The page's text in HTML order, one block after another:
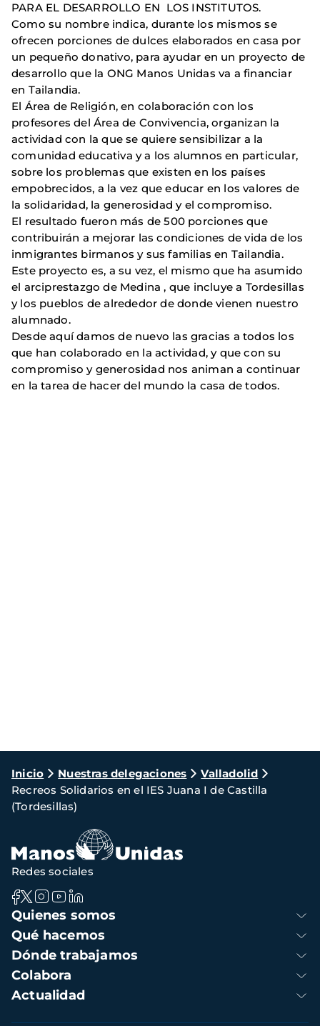
PARA EL DESARROLLO EN LOS INSTITUTOS.
Como su nombre indica, durante los mismos se
ofrecen porciones de dulces elaborados en casa por
un pequeño donativo, para ayudar en un proyecto de
desarrollo que la ONG Manos Unidas va a financiar
en Tailandia.
El Área de Religión, en colaboración con los
profesores del Área de Convivencia, organizan la
actividad con la que se quiere sensibilizar a la
comunidad educativa y a los alumnos en particular,
sobre los problemas que existen en los países
empobrecidos, a la vez que educar en los valores de
la solidaridad, la generosidad y el compromiso.
El resultado fueron más de 500 porciones que
contribuirán a mejorar las condiciones de vida de los
inmigrantes birmanos y sus familias en Tailandia.
Este proyecto es, a su vez, el mismo que ha asumido
el arciprestazgo de Medina , que incluye a Tordesillas
y los pueblos de alrededor de donde vienen nuestro
alumnado.
Desde aquí damos de nuevo las gracias a todos los
que han colaborado en la actividad, y que con su
compromiso y generosidad nos animan a continuar
en la tarea de hacer del mundo la casa de todos.
Ruta
de
navegación
Inicio Nuestras delegaciones
Valladolid
Recreos Solidarios en el IES Juana I de Castilla
(Tordesillas)
Navegación
principal
Quienes somos
Qué hacemos
Dónde trabajamos
Colabora
Actualidad
Redes sociales